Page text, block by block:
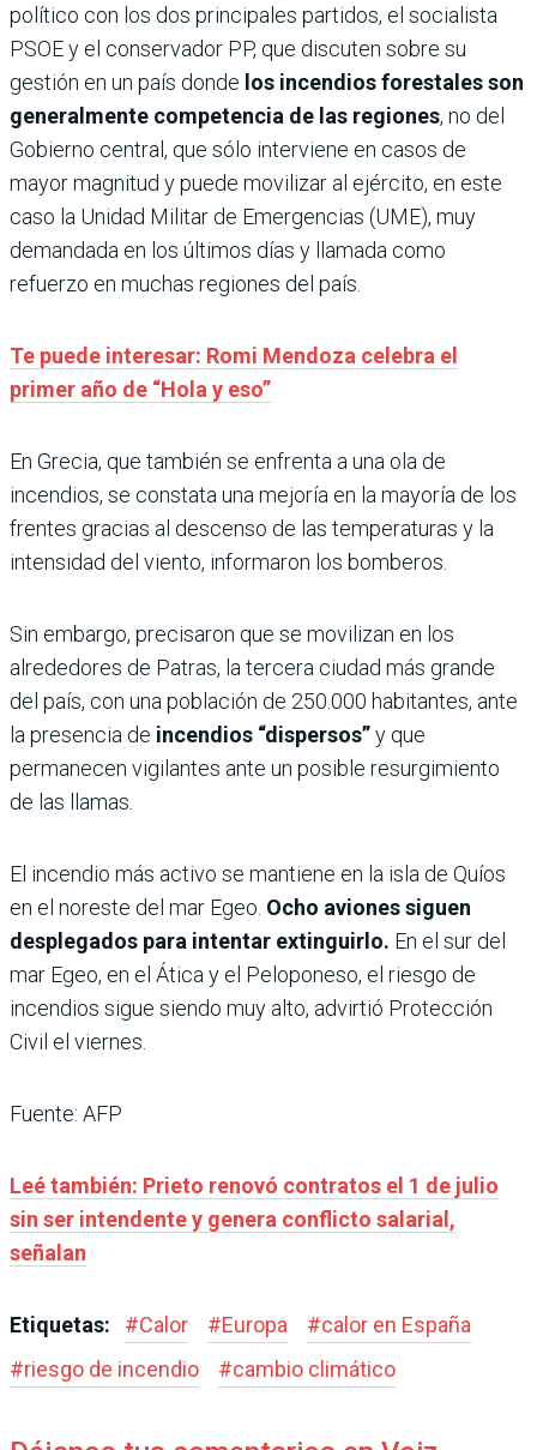
político con los dos principales partidos, el socialista
PSOE y el conservador PP, que discuten sobre su
gestión en un país donde los incendios forestales son
generalmente competencia de las regiones, no del
Gobierno central, que sólo interviene en casos de
mayor magnitud y puede movilizar al ejército, en este
caso la Unidad Militar de Emergencias (UME), muy
demandada en los últimos días y llamada como
refuerzo en muchas regiones del país.
Te puede interesar: Romi Mendoza celebra el
primer año de “Hola y eso”
En Grecia, que también se enfrenta a una ola de
incendios, se constata una mejoría en la mayoría de los
frentes gracias al descenso de las temperaturas y la
intensidad del viento, informaron los bomberos.
Sin embargo, precisaron que se movilizan en los
alrededores de Patras, la tercera ciudad más grande
del país, con una población de 250.000 habitantes, ante
la presencia de incendios “dispersos”y que
permanecen vigilantes ante un posible resurgimiento
de las llamas.
El incendio más activo se mantiene en la isla de Quíos
en el noreste del mar Egeo. Ocho aviones siguen
desplegados para intentar extinguirlo. En el sur del
mar Egeo, en el Ática y el Peloponeso, el riesgo de
incendios sigue siendo muy alto, advirtió Protección
Civil el viernes.
Fuente: AFP
Leé también: Prieto renovó contratos el 1 de julio
sin ser intendente y genera conflicto salarial,
señalan
Etiquetas: #Calor #Europa #calor en España
#riesgo de incendio #cambio climático